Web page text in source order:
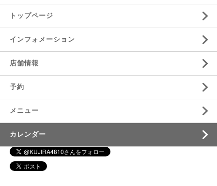
トップページ
インフォメーション
店舗情報
予約
メニュー
カレンダー